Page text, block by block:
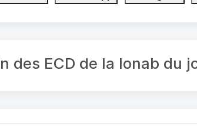
des ECD de la lonab du